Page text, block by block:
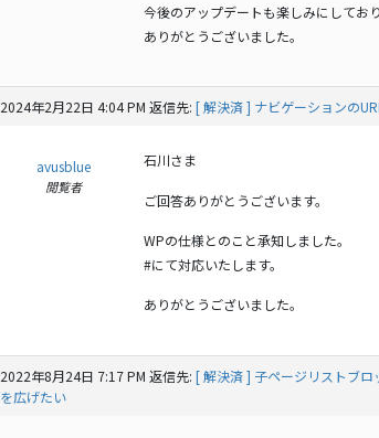
今後のアップデートも楽しみにしており
ありがとうございました。
2024年2月22日 4:04 PM 返信先: [ 解決済 ] ナビゲーションの
avusblue
閲覧者
石川さま
ご回答ありがとうございます。
WPの仕様とのこと承知しました。
#にて対応いたします。
ありがとうございました。
2022年8月24日 7:17 PM 返信先: [ 解決済 ] 子ページリストブ
を広げたい